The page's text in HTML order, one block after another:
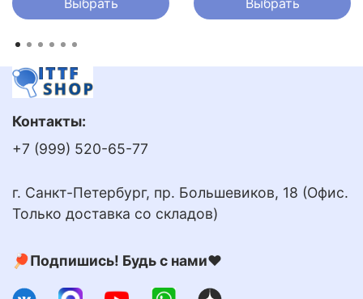
Выбрать Выбрать
Контакты:
+7 (999) 520-65-77
г. Санкт-Петербург, пр. Большевиков, 18 (Офис.
Только доставка со складов)
🏓Подпишись! Будь с нами❤️